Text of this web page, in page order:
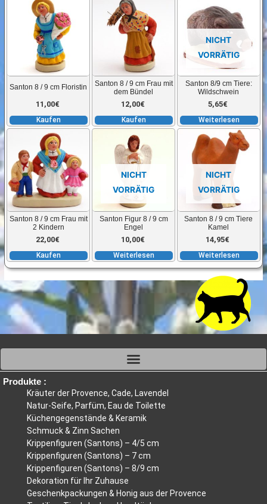
Santon 8 / 9 cm Floristin
11,00€
Kaufen
Santon 8 / 9 cm Frau mit
dem Bündel
12,00€
Kaufen
NICHT
VORRÄTIG
Santon 8/9 cm Tiere:
Wildschwein
5,65€
Weiterlesen
Santon 8 / 9 cm Frau mit
2 Kindern
22,00€
Kaufen
NICHT
VORRÄTIG
Santon Figur 8 / 9 cm
Engel
10,00€
Weiterlesen
NICHT
VORRÄTIG
Santon 8 / 9 cm Tiere
Kamel
14,95€
Weiterlesen
Produkte :
Kräuter der Provence, Cade, Lavendel
Natur-Seife, Parfüm, Eau de Toilette
Küchengegenstände & Keramik
Schmuck & Zinn Sachen
Krippenfiguren (Santons) – 4/5 cm
Krippenfiguren (Santons) – 7 cm
Krippenfiguren (Santons) – 8/9 cm
Dekoration für Ihr Zuhause
Geschenkpackungen & Honig aus der Provence